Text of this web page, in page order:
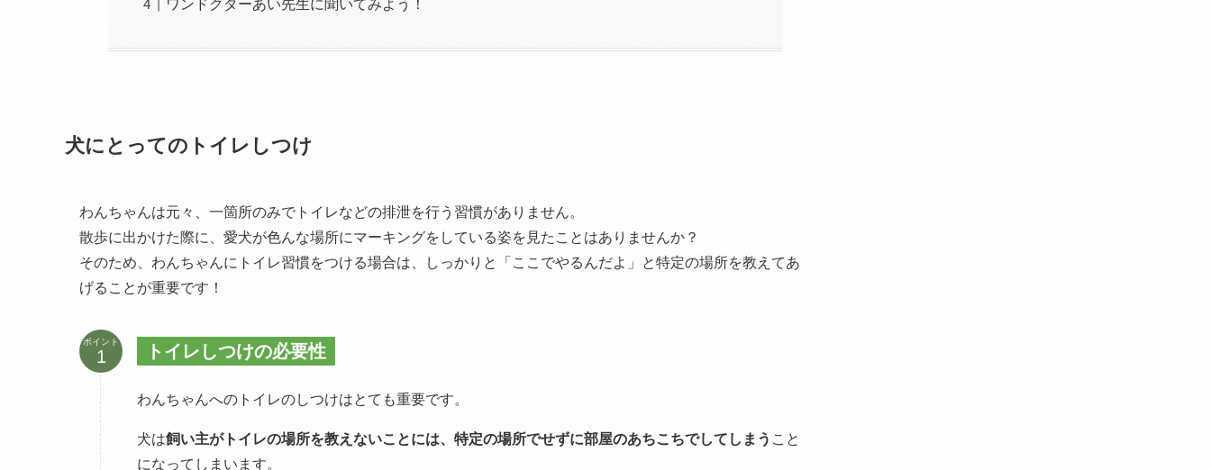
ワンドクターあい先生に聞いてみよう！
犬にとってのトイレしつけ
わんちゃんは元々、一箇所のみでトイレなどの排泄を行う習慣がありません。
散歩に出かけた際に、愛犬が色んな場所にマーキングをしている姿を見たことはありませんか？
そのため、わんちゃんにトイレ習慣をつける場合は、しっかりと「ここでやるんだよ」と特定の場所を教えてあ
げることが重要です！
ポイント トイレしつけの必要性
わんちゃんへのトイレのしつけはとても重要です。
犬は飼い主がトイレの場所を教えないことには、特定の場所でせずに部屋のあちこちでしてしまう こと
になってしまいます。